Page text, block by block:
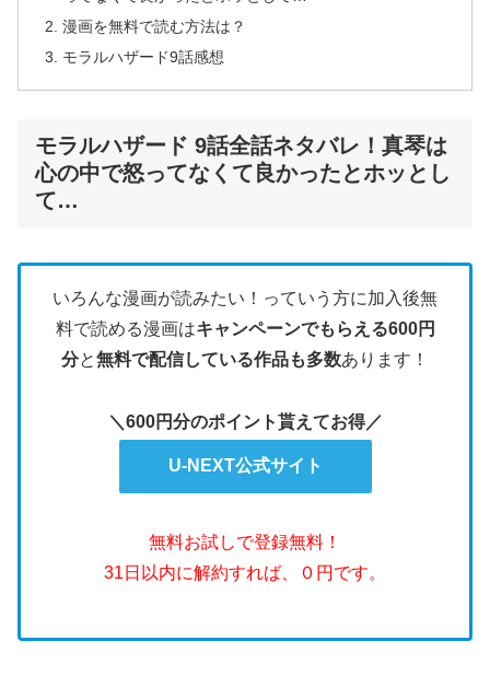
漫画を無料で読む方法は？
モラルハザード9話感想
モラルハザード 9話全話ネタバレ！真琴は
心の中で怒ってなくて良かったとホッとし
て…
いろんな漫画が読みたい！っていう方に加入後無
料で読める漫画はキャンペーンでもらえる600円
分と無料で配信している作品も多数あります！
＼600円分のポイント貰えてお得／
U-NEXT公式サイト
無料お試しで登録無料！
31日以内に解約すれば、０円です。